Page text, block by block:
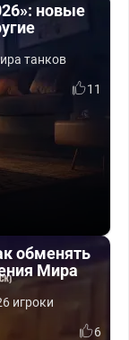
новые
танков
11
обменять
Мира
игроки
6